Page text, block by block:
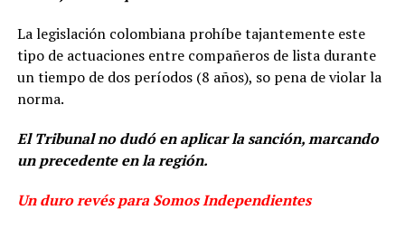
La legislación colombiana prohíbe tajantemente este
tipo de actuaciones entre compañeros de lista durante
un tiempo de dos períodos (8 años), so pena de violar la
norma.
El Tribunal no dudó en aplicar la sanción, marcando
un precedente en la región.
Un duro revés para Somos Independientes